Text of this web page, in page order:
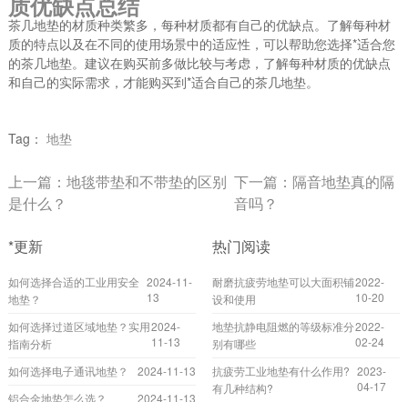
茶几地垫的材质种类繁多，每种材质都有自己的优缺点。了解每种材
质的特点以及在不同的使用场景中的适应性，可以帮助您选择*适合您
的茶几地垫。建议在购买前多做比较与考虑，了解每种材质的优缺点
和自己的实际需求，才能购买到*适合自己的茶几地垫。
Tag： 地垫
上一篇： 地毯带垫和不带垫的区别
是什么？
下一篇： 隔音地垫真的隔
音吗？
*更新
如何选择合适的工业用安全
地垫？
2024-11-
13
如何选择过道区域地垫？实用
指南分析
2024-
11-13
如何选择电子通讯地垫？
2024-11-13
铝合金地垫怎么选？
2024-11-13
热门阅读
耐磨抗疲劳地垫可以大面积铺
设和使用
2022-
10-20
地垫抗静电阻燃的等级标准分
别有哪些
2022-
02-24
抗疲劳工业地垫有什么作用?
有几种结构?
2023-
04-17